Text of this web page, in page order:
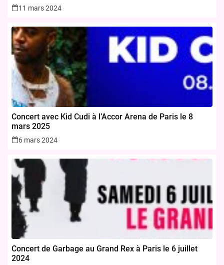
11 mars 2024
Concert avec Kid Cudi à l’Accor Arena de Paris le 8
mars 2025
6 mars 2024
Concert de Garbage au Grand Rex à Paris le 6 juillet
2024